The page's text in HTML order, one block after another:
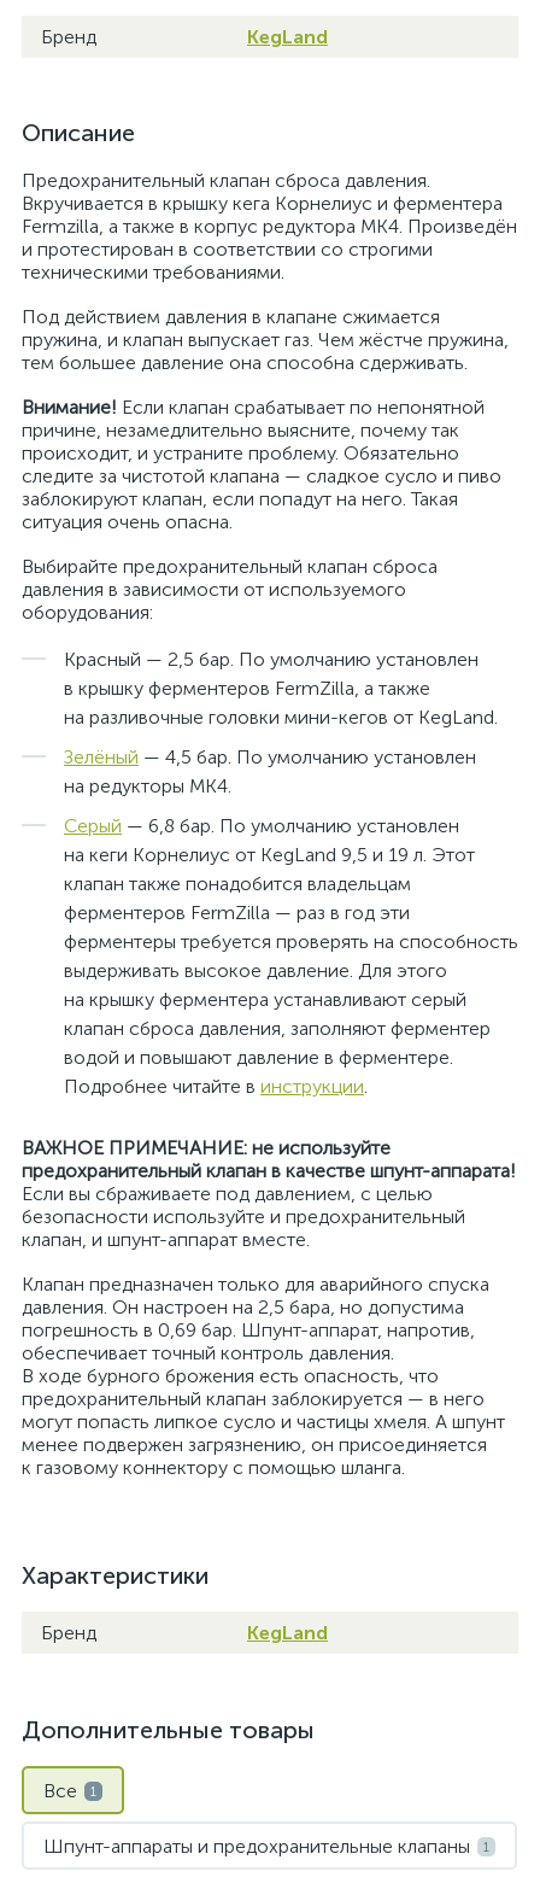
Бренд KegLand
Описание
Предохранительный клапан сброса давления.
Вкручивается в крышку кега Корнелиус и ферментера
Fermzilla, а также в корпус редуктора МК4. Произведён
и протестирован в соответствии со строгими
техническими требованиями.
Под действием давления в клапане сжимается
пружина, и клапан выпускает газ. Чем жёстче пружина,
тем большее давление она способна сдерживать.
Внимание! Если клапан срабатывает по непонятной
причине, незамедлительно выясните, почему так
происходит, и устраните проблему. Обязательно
следите за чистотой клапана — сладкое сусло и пиво
заблокируют клапан, если попадут на него. Такая
ситуация очень опасна.
Выбирайте предохранительный клапан сброса
давления в зависимости от используемого
оборудования:
Красный — 2,5 бар. По умолчанию установлен
в крышку ферментеров FermZilla, а также
на разливочные головки мини-кегов от KegLand.
Зелёный — 4,5 бар. По умолчанию установлен
на редукторы MK4.
Серый — 6,8 бар. По умолчанию установлен
на кеги Корнелиус от KegLand 9,5 и 19 л. Этот
клапан также понадобится владельцам
ферментеров FermZilla — раз в год эти
ферментеры требуется проверять на способность
выдерживать высокое давление. Для этого
на крышку ферментера устанавливают серый
клапан сброса давления, заполняют ферментер
водой и повышают давление в ферментере.
Подробнее читайте в инструкции.
ВАЖНОЕ ПРИМЕЧАНИЕ: не используйте
предохранительный клапан в качестве шпунт-аппарата!
Если вы сбраживаете под давлением, с целью
безопасности используйте и предохранительный
клапан, и шпунт-аппарат вместе.
Клапан предназначен только для аварийного спуска
давления. Он настроен на 2,5 бара, но допустима
погрешность в 0,69 бар. Шпунт-аппарат, напротив,
обеспечивает точный контроль давления.
В ходе бурного брожения есть опасность, что
предохранительный клапан заблокируется — в него
могут попасть липкое сусло и частицы хмеля. А шпунт
менее подвержен загрязнению, он присоединяется
к газовому коннектору с помощью шланга.
Характеристики
Бренд KegLand
Дополнительные товары
Все 1
Шпунт-аппараты и предохранительные клапаны 1